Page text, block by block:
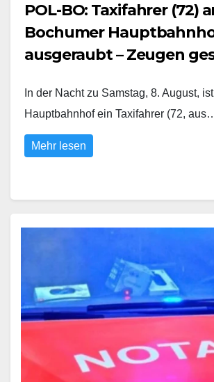
POL-BO: Taxifahrer (72)
Bochumer
ausgeraubt – Zeugen
In der Nacht zu Samstag, 8. August,
Hauptbahnhof ein Taxifahrer (72,
Mehr lesen